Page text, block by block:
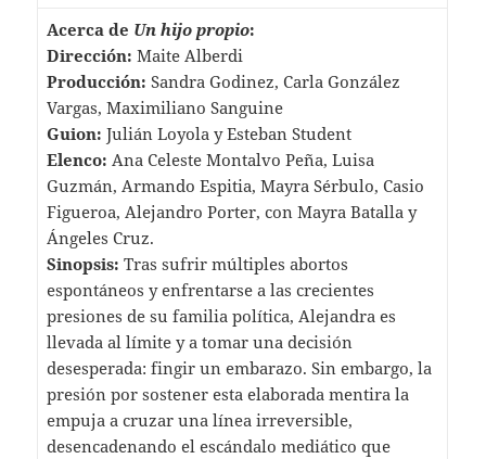
Acerca de Un hijo propio:
Dirección: Maite Alberdi
Producción: Sandra Godinez, Carla González
Vargas, Maximiliano Sanguine
Guion: Julián Loyola y Esteban Student
Elenco: Ana Celeste Montalvo Peña, Luisa
Guzmán, Armando Espitia, Mayra Sérbulo, Casio
Figueroa, Alejandro Porter, con Mayra Batalla y
Ángeles Cruz.
Sinopsis: Tras sufrir múltiples abortos
espontáneos y enfrentarse a las crecientes
presiones de su familia política, Alejandra es
llevada al límite y a tomar una decisión
desesperada: fingir un embarazo. Sin embargo, la
presión por sostener esta elaborada mentira la
empuja a cruzar una línea irreversible,
desencadenando el escándalo mediático que